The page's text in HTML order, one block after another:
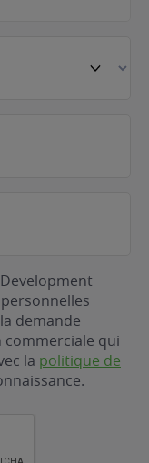
demande
qui
la politique de